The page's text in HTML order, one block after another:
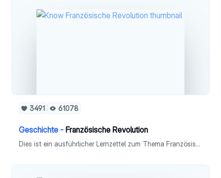
3491 61078
Geschichte - Französische Revolution
Dies ist ein ausführlicher Lernzettel zum Thema Französische Revolution 1789 im Fach Geschichte (Leistungskurs).